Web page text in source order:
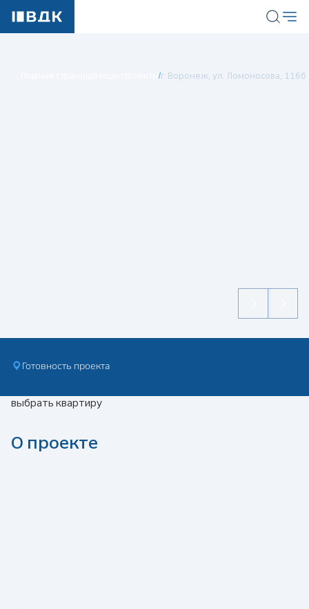
/г. Воронеж, ул. Ломоносова, 116б
Готовность проекта
выбрать квартиру
О проекте